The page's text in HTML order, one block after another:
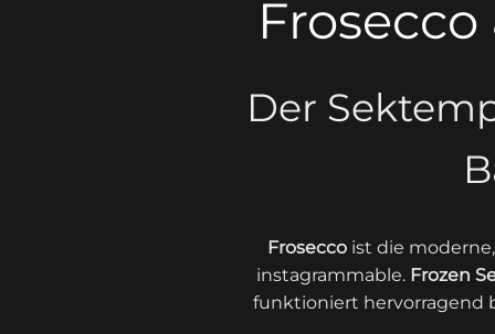
Der
Froseccoist die
instagrammable. Frozen
funktioniert hervorragend